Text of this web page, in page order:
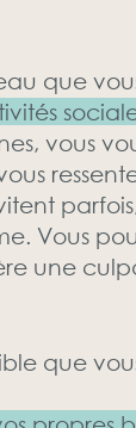
que
vous
Vous
une
que